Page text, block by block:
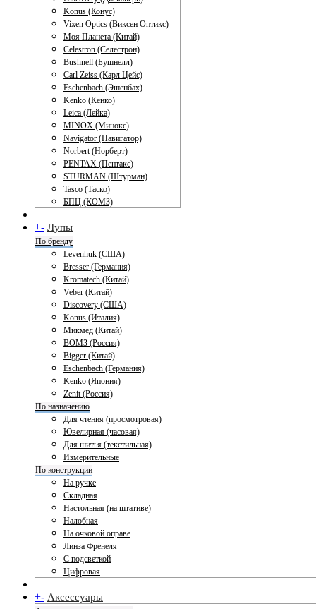
Konus (Конус)
Vixen Optics (Виксен Оптикс)
Моя Планета (Китай)
Celestron (Селестрон)
Bushnell (Бушнелл)
Carl Zeiss (Карл Цейс)
Eschenbach (Эшенбах)
Kenko (Кенко)
Leica (Лейка)
MINOX (Минокс)
Navigator (Навигатор)
Norbert (Норберт)
PENTAX (Пентакс)
STURMAN (Штурман)
Tasco (Таско)
БПЦ (КОМЗ)
+- Лупы
По бренду
Levenhuk (США)
Bresser (Германия)
Kromatech (Китай)
Veber (Китай)
Discovery (США)
Konus (Италия)
Микмед (Китай)
ВОМЗ (Россия)
Bigger (Китай)
Eschenbach (Германия)
Kenko (Япония)
Zenit (Россия)
По назначению
Для чтения (просмотровая)
Ювелирная (часовая)
Для шитья (текстильная)
Измерительные
По конструкции
На ручке
Складная
Настольная (на штативе)
Налобная
На очковой оправе
Линза Френеля
С подсветкой
Цифровая
+- Аксессуары